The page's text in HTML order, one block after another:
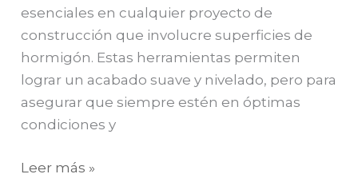
esenciales en cualquier proyecto de
construcción que involucre superficies de
hormigón. Estas herramientas permiten
lograr un acabado suave y nivelado, pero para
asegurar que siempre estén en óptimas
condiciones y
Leer más »